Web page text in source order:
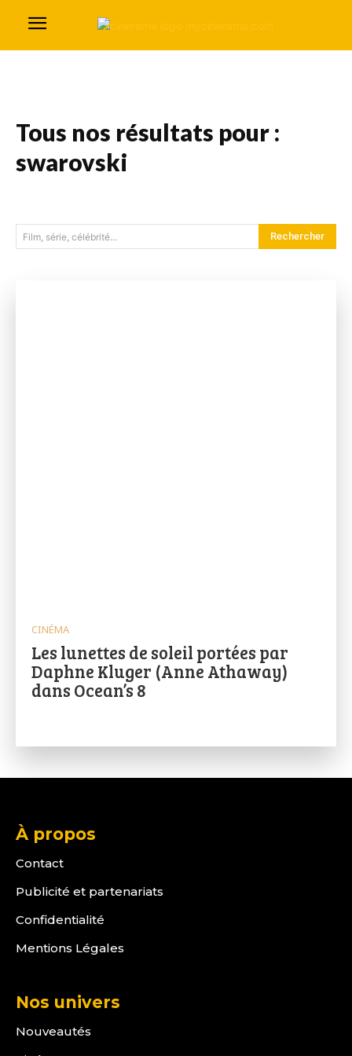
Tous nos résultats pour :
swarovski
Film, série, célébrité... Rechercher
CINÉMA
Les lunettes de soleil portées par
Daphne Kluger (Anne Athaway)
dans Ocean’s 8
À propos
Contact
Publicité et partenariats
Confidentialité
Mentions Légales
Nos univers
Nouveautés